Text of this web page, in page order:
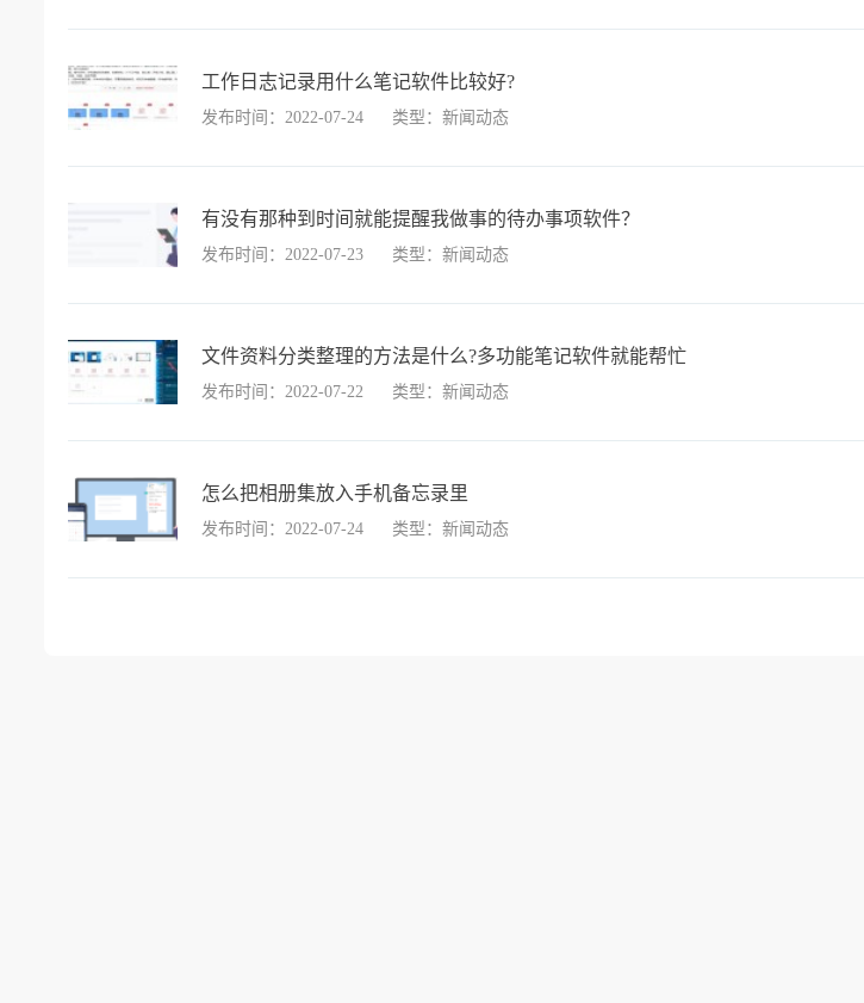
工作日志记录用什么笔记软件比较好?
发布时间：2022-07-24 类型：新闻动态
有没有那种到时间就能提醒我做事的待办事项软件？
发布时间：2022-07-23 类型：新闻动态
文件资料分类整理的方法是什么?多功能笔记软件就能帮忙
发布时间：2022-07-22 类型：新闻动态
怎么把相册集放入手机备忘录里
发布时间：2022-07-24 类型：新闻动态